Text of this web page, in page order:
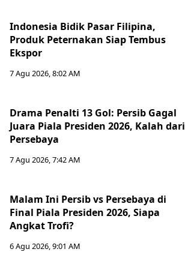
Indonesia Bidik Pasar Filipina,
Produk Peternakan Siap Tembus
Ekspor
7 Agu 2026, 8:02 AM
Drama Penalti 13 Gol: Persib Gagal
Juara Piala Presiden 2026, Kalah dari
Persebaya
7 Agu 2026, 7:42 AM
Malam Ini Persib vs Persebaya di
Final Piala Presiden 2026, Siapa
Angkat Trofi?
6 Agu 2026, 9:01 AM